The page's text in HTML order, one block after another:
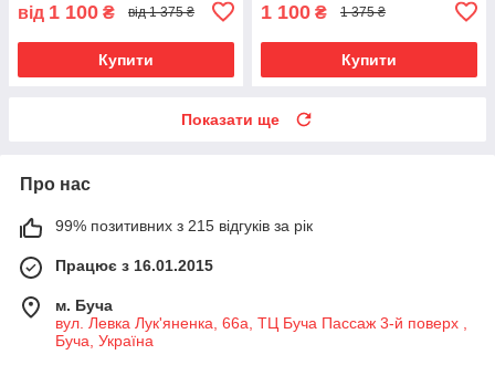
від 1 100 ₴ від 1 375 ₴
Купити
1 100 ₴ 1 375 ₴
Купити
Показати ще
Про нас
99% позитивних з 215 відгуків за рік
Працює з 16.01.2015
м. Буча
вул. Левка Лук'яненка, 66а, ТЦ Буча Пассаж 3-й поверх ,
Буча, Україна